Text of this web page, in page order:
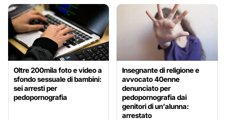
Oltre 200mila foto e video a
sfondo sessuale di bambini:
sei arresti per
pedopornografia
Insegnante di religione e
avvocato 40enne
denunciato per
pedopornografia dai
genitori di un’alunna:
arrestato